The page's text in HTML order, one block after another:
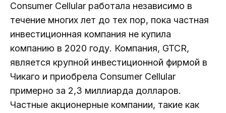
Consumer Cellular работала независимо в
течение многих лет до тех пор, пока частная
инвестиционная компания не купила
компанию в 2020 году. Компания, GTCR,
является крупной инвестиционной фирмой в
Чикаго и приобрела Consumer Cellular
примерно за 2,3 миллиарда долларов.
Частные акционерные компании, такие как